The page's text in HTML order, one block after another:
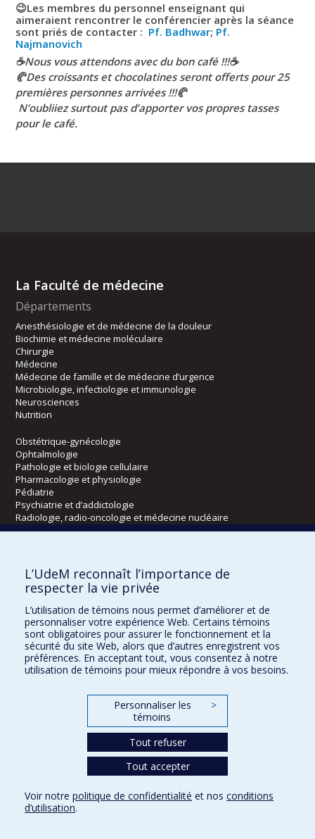
😉Les membres du personnel enseignant qui
aimeraient rencontrer le conférencier après la séance
sont priés de contacter : Pf. Badhwar; Pf.
Najmanovich
☕Nous vous attendons avec du bon café !!!☕
🥐Des croissants et chocolatines seront offerts pour 25
premières personnes arrivées !!!🥐
N’oubliiez surtout pas d’apporter vos propres tasses
pour le café.
La Faculté de médecine
Départements
Anesthésiologie et de médecine de la douleur
Biochimie et médecine moléculaire
Chirurgie
Médecine
Médecine de famille et de médecine d’urgence
Microbiologie, infectiologie et immunologie
Neurosciences
Nutrition
Obstétrique-gynécologie
Ophtalmologie
Pathologie et biologie cellulaire
Pharmacologie et physiologie
Pédiatrie
Psychiatrie et d’addictologie
Radiologie, radio-oncologie et médecine nucléaire
Kinésiologie et des sciences de l’activité physique
Orthophonie et audiologie
Réadaptation
Directions
DPC
CPASS
L’UdeM reconnaît l’importance de
respecter la vie privée
L’utilisation de témoins nous permet d’améliorer et de
personnaliser votre expérience Web. Certains témoins
sont obligatoires pour assurer le fonctionnement et la
sécurité du site Web, alors que d’autres enregistrent vos
préférences. En acceptant tout, vous consentez à notre
utilisation de témoins pour mieux répondre à vos besoins.
Personnaliser les
témoins
>
Tout refuser
Tout accepter
Voir notre politique de confidentialité et nos conditions
d’utilisation.